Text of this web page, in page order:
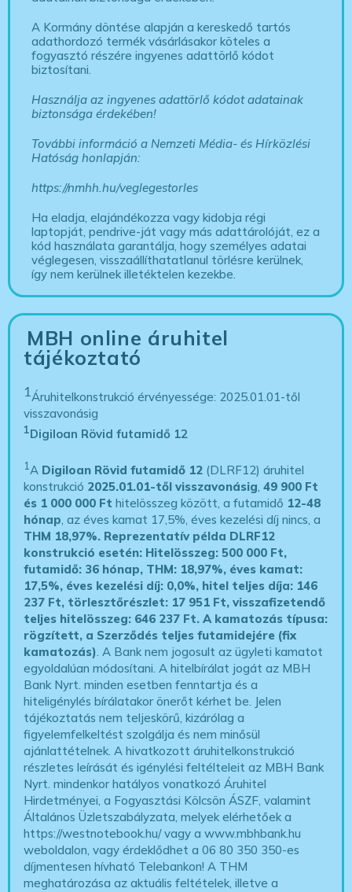
A Kormány döntése alapján a kereskedő tartós
adathordozó termék vásárlásakor köteles a
fogyasztó részére ingyenes adattörlő kódot
biztosítani.
Használja az ingyenes adattörlő kódot adatainak
biztonsága érdekében!
További információ a Nemzeti Média- és Hírközlési
Hatóság honlapján:
https://nmhh.hu/veglegestorles
Ha eladja, elajándékozza vagy kidobja régi
laptopját, pendrive-ját vagy más adattárolóját, ez a
kód használata garantálja, hogy személyes adatai
véglegesen, visszaállíthatatlanul törlésre kerülnek,
így nem kerülnek illetéktelen kezekbe.
MBH online áruhitel
tájékoztató
1Áruhitelkonstrukció érvényessége: 2025.01.01-től
visszavonásig
1Digiloan Rövid futamidő 12
1A Digiloan Rövid futamidő 12 (DLRF12) áruhitel
konstrukció 2025.01.01-től visszavonásig,49 900 Ft
és 1 000 000 Ft hitelösszeg között, a futamidő 12-48
hónap, az éves kamat 17,5%, éves kezelési díj nincs, a
THM 18,97%. Reprezentatív példa DLRF12
konstrukció esetén: Hitelösszeg: 500 000 Ft,
futamidő: 36 hónap, THM: 18,97%, éves kamat:
17,5%, éves kezelési díj: 0,0%, hitel teljes díja: 146
237 Ft, törlesztőrészlet: 17 951 Ft, visszafizetendő
teljes hitelösszeg: 646 237 Ft.A kamatozás típusa:
rögzített, a Szerződés teljes futamidejére (fix
kamatozás). A Bank nem jogosult az ügyleti kamatot
egyoldalúan módosítani. A hitelbírálat jogát az MBH
Bank Nyrt. minden esetben fenntartja és a
hiteligénylés bírálatakor önerőt kérhet be. Jelen
tájékoztatás nem teljeskörű, kizárólag a
figyelemfelkeltést szolgálja és nem minősül
ajánlattételnek. A hivatkozott áruhitelkonstrukció
részletes leírását és igénylési feltélteleit az MBH Bank
Nyrt. mindenkor hatályos vonatkozó Áruhitel
Hirdetményei, a Fogyasztási Kölcsön ÁSZF, valamint
Általános Üzletszabályzata, melyek elérhetőek a
https://westnotebook.hu/vagy a www.mbhbank.hu
weboldalon, vagy érdeklődhet a 06 80 350 350-es
díjmentesen hívható Telebankon! A THM
meghatározása az aktuális feltételek, illetve a